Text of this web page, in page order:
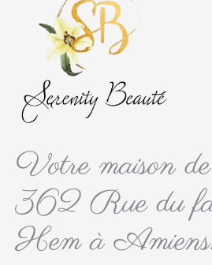
Votre maison
362 Rue du
Hem à Amiens.